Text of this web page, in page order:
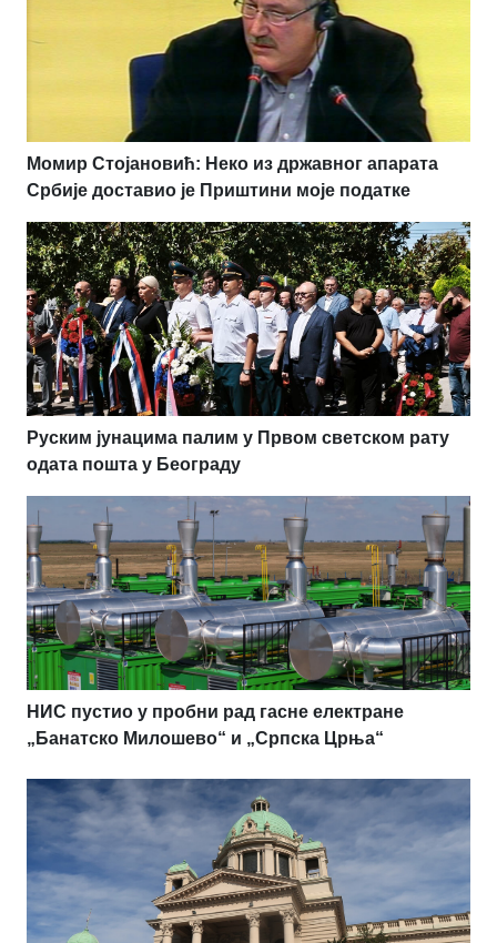
Момир Стојановић: Неко из државног апарата
Србије доставио је Приштини моје податке
Руским јунацима палим у Првом светском рату
одата пошта у Београду
НИС пустио у пробни рад гасне електране
„Банатско Милошево“ и „Српска Црња“